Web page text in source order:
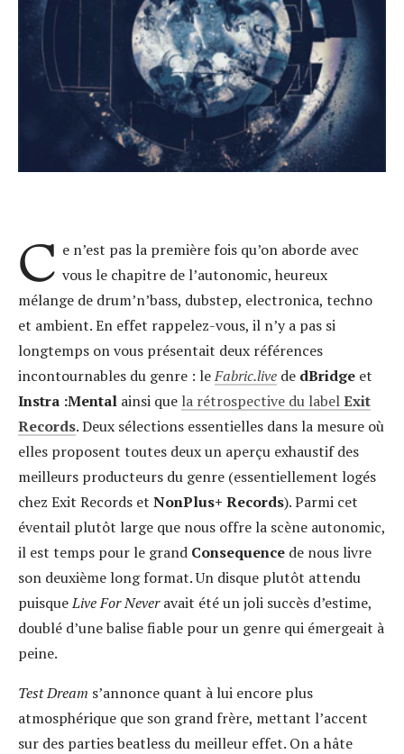
C e n’est pas la première fois qu’on aborde avec
vous le chapitre de l’autonomic, heureux
mélange de drum’n’bass, dubstep, electronica, techno
et ambient. En effet rappelez-vous, il n’y a pas si
longtemps on vous présentait deux références
incontournables du genre : leFabric.live de dBridge et
Instra :Mental ainsi que la rétrospective du labelExit
Records. Deux sélections essentielles dans la mesure où
elles proposent toutes deux un aperçu exhaustif des
meilleurs producteurs du genre (essentiellement logés
chez Exit Records et NonPlus+ Records). Parmi cet
éventail plutôt large que nous offre la scène autonomic,
il est temps pour le grand Consequence de nous livre
son deuxième long format. Un disque plutôt attendu
puisqueLive For Neveravait été un joli succès d’estime,
doublé d’une balise fiable pour un genre qui émergeait à
peine.
Test Dream s’annonce quant à lui encore plus
atmosphérique que son grand frère, mettant l’accent
sur des parties beatless du meilleur effet. On a hâte